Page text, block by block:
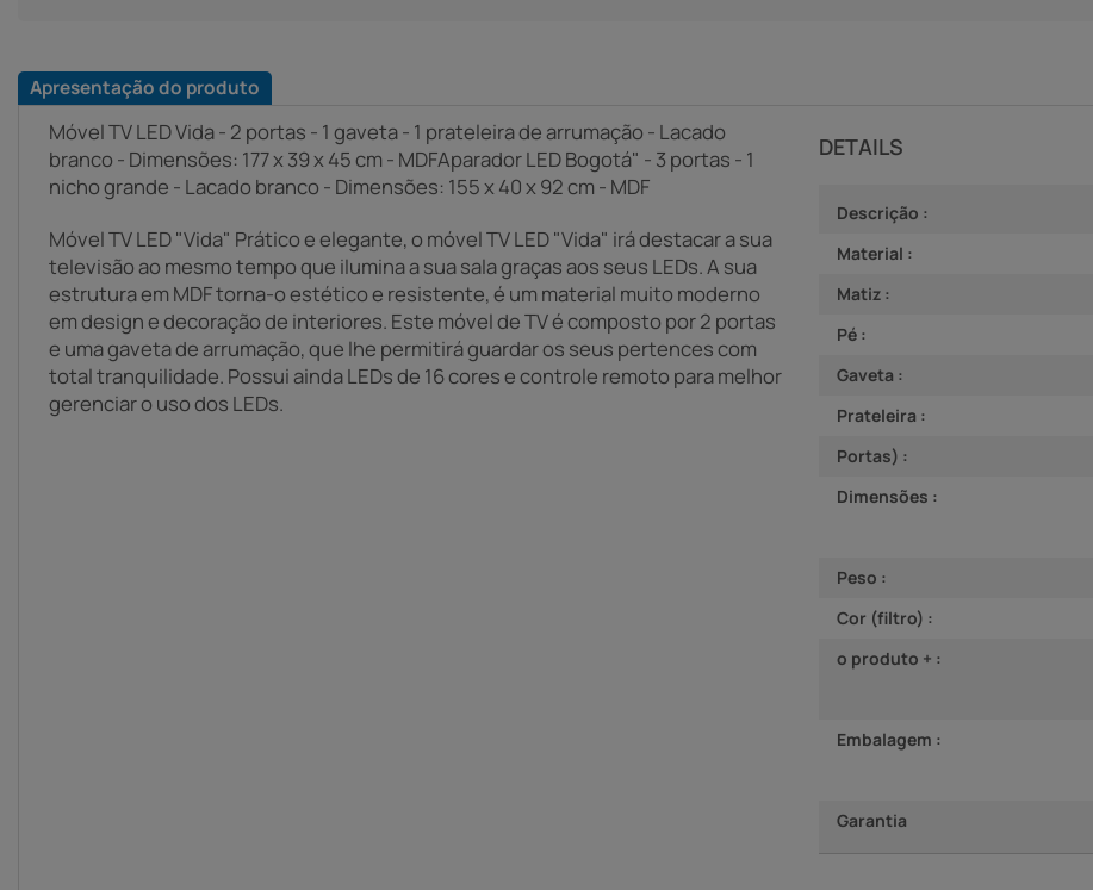
Apresentação do produto
Móvel TV LED Vida - 2 portas - 1 gaveta - 1 prateleira de arrumação - Lacado
branco - Dimensões: 177 x 39 x 45 cm - MDFAparador LED Bogotá" - 3 portas - 1
nicho grande - Lacado branco - Dimensões: 155 x 40 x 92 cm - MDF
Móvel TV LED "Vida" Prático e elegante, o móvel TV LED "Vida" irá destacar a sua
televisão ao mesmo tempo que ilumina a sua sala graças aos seus LEDs. A sua
estrutura em MDF torna-o estético e resistente, é um material muito moderno
em design e decoração de interiores. Este móvel de TV é composto por 2 portas
e uma gaveta de arrumação, que lhe permitirá guardar os seus pertences com
total tranquilidade. Possui ainda LEDs de 16 cores e controle remoto para melhor
gerenciar o uso dos LEDs.
DETAILS
Descrição :
Material :
Matiz :
Pé :
Gaveta :
Prateleira :
Portas) :
Dimensões :
Peso :
Cor (filtro) :
o produto + :
Embalagem :
Garantia